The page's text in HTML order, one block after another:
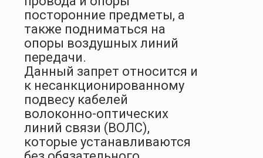
посторонние предметы, а
также подниматься на
опоры воздушных линий
передачи.
Данный запрет относится и
к несанкционированному
подвесу кабелей
волоконно-оптических
линий связи (ВОЛС),
которые устанавливаются